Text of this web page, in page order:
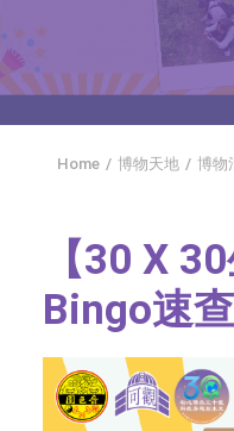
聯絡我們
SEARCH
字型大小
Home 博物天地 博物
【30 X
Bingo速查